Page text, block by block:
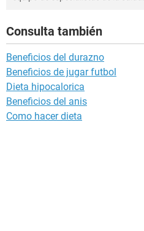
Consulta también
Beneficios del durazno
Beneficios de jugar futbol
Dieta hipocalorica
Beneficios del anis
Como hacer dieta